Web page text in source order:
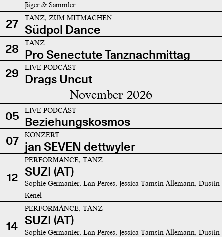
Jäger & Sammler
27 TANZ, ZUM MITMACHEN
Südpol Dance
28
TANZ
Pro Senectute Tanznachmittag
29
LIVE-PODCAST
Drags Uncut
November 2026
05 LIVE-PODCAST
Beziehungskosmos
07
KONZERT
jan SEVEN dettwyler
12
PERFORMANCE, TANZ
SUZI (AT)
Sophie Germanier, Lan Perces, Jessica Tamsin Allemann, Dustin
Kenel
14
PERFORMANCE, TANZ
SUZI (AT)
Sophie Germanier, Lan Perces, Jessica Tamsin Allemann, Dustin